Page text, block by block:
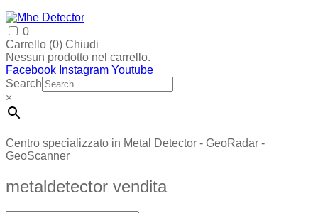
0
Carrello (0) Chiudi
Nessun prodotto nel carrello.
Facebook Instagram Youtube
Search
×
Centro specializzato in Metal Detector - GeoRadar -
GeoScanner
metaldetector vendita